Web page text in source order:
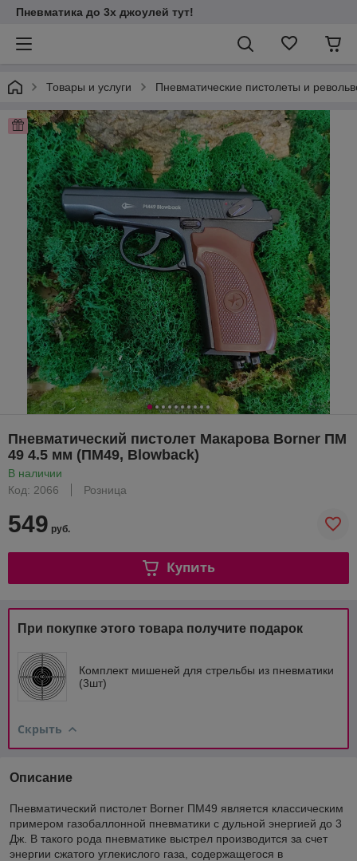
Пневматика до 3х джоулей тут!
Товары и услуги Пневматические пистолеты и
Пневматический пистолет Макарова Borner ПМ
49 4.5 мм (ПМ49, Blowback)
В наличии
Код: 2066
Розница
549 руб.
Купить
При покупке этого товара получите подарок
Комплект мишеней для стрельбы из пневматики
(3шт)
Скрыть
Описание
Пневматический пистолет Borner ПМ49 является классическим
примером газобаллонной пневматики с дульной энергией до 3
Дж. В такого рода пневматике выстрел производится за счет
энергии сжатого углекислого газа, содержащегося в